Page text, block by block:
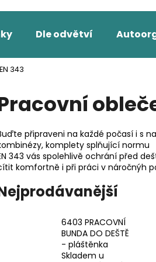
Dle odvětví
343
připraveni na každé počasí i s
komplety splňující normu
343 vás spolehlivě ochrání před
komfortně i při práci v náročnýh
6403 PRACOVNÍ
BUNDA DO DEŠTĚ
- pláštěnka
Skladem u
Co potřebujete
Doporučujeme
2502 PRACOVNÍ KALHOTY DO PASU,